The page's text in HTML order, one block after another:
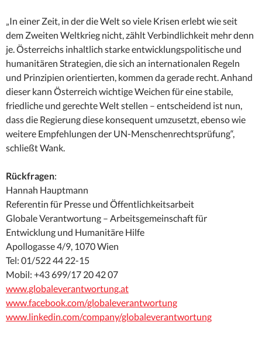
„In einer Zeit, in der die Welt so viele Krisen erlebt wie seit
dem Zweiten Weltkrieg nicht, zählt Verbindlichkeit mehr denn
je. Österreichs inhaltlich starke entwicklungspolitische und
humanitären Strategien, die sich an internationalen Regeln
und Prinzipien orientierten, kommen da gerade recht. Anhand
dieser kann Österreich wichtige Weichen für eine stabile,
friedliche und gerechte Welt stellen – entscheidend ist nun,
dass die Regierung diese konsequent umzusetzt, ebenso wie
weitere Empfehlungen der UN-Menschenrechtsprüfung“,
schließt Wank.
Rückfragen:
Hannah Hauptmann
Referentin für Presse und Öffentlichkeitsarbeit
Globale Verantwortung – Arbeitsgemeinschaft für
Entwicklung und Humanitäre Hilfe
Apollogasse 4/9, 1070 Wien
Tel: 01/522 44 22-15
Mobil: +43 699/17 20 42 07
www.globaleverantwortung.at
www.facebook.com/globaleverantwortung
www.linkedin.com/company/globaleverantwortung